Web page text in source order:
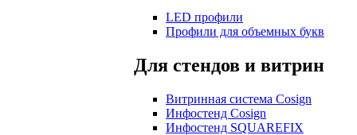
LED профили
Профили для объемных букв
Для стендов и витрин
Витринная система Cosign
Инфостенд Cosign
Инфостенд SQUAREFIX